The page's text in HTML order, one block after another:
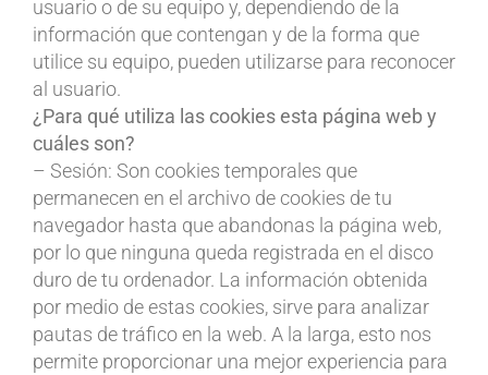
usuario o de su equipo y, dependiendo de la
información que contengan y de la forma que
utilice su equipo, pueden utilizarse para reconocer
al usuario.
¿Para qué utiliza las cookies esta página web y
cuáles son?
– Sesión: Son cookies temporales que
permanecen en el archivo de cookies de tu
navegador hasta que abandonas la página web,
por lo que ninguna queda registrada en el disco
duro de tu ordenador. La información obtenida
por medio de estas cookies, sirve para analizar
pautas de tráfico en la web. A la larga, esto nos
permite proporcionar una mejor experiencia para